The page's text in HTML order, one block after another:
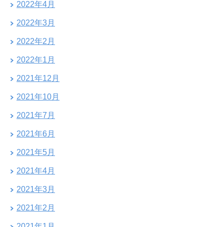
2022年4月
2022年3月
2022年2月
2022年1月
2021年12月
2021年10月
2021年7月
2021年6月
2021年5月
2021年4月
2021年3月
2021年2月